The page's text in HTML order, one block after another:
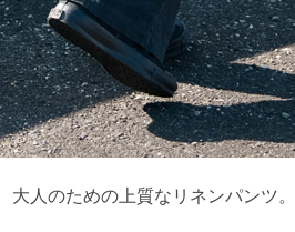
大人のための上質なリネンパンツ。